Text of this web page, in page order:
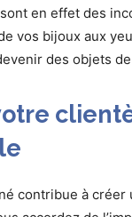
en effet des
vos bijoux aux
des objets
contribue à créer